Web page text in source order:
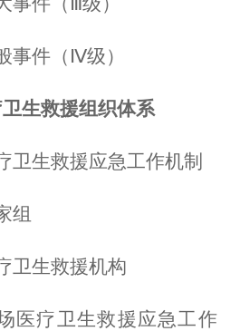
事件（Ⅳ级）
生救援组织体系
卫生救援应急工作机制
组
卫生救援机构
医疗卫生救援应急工作